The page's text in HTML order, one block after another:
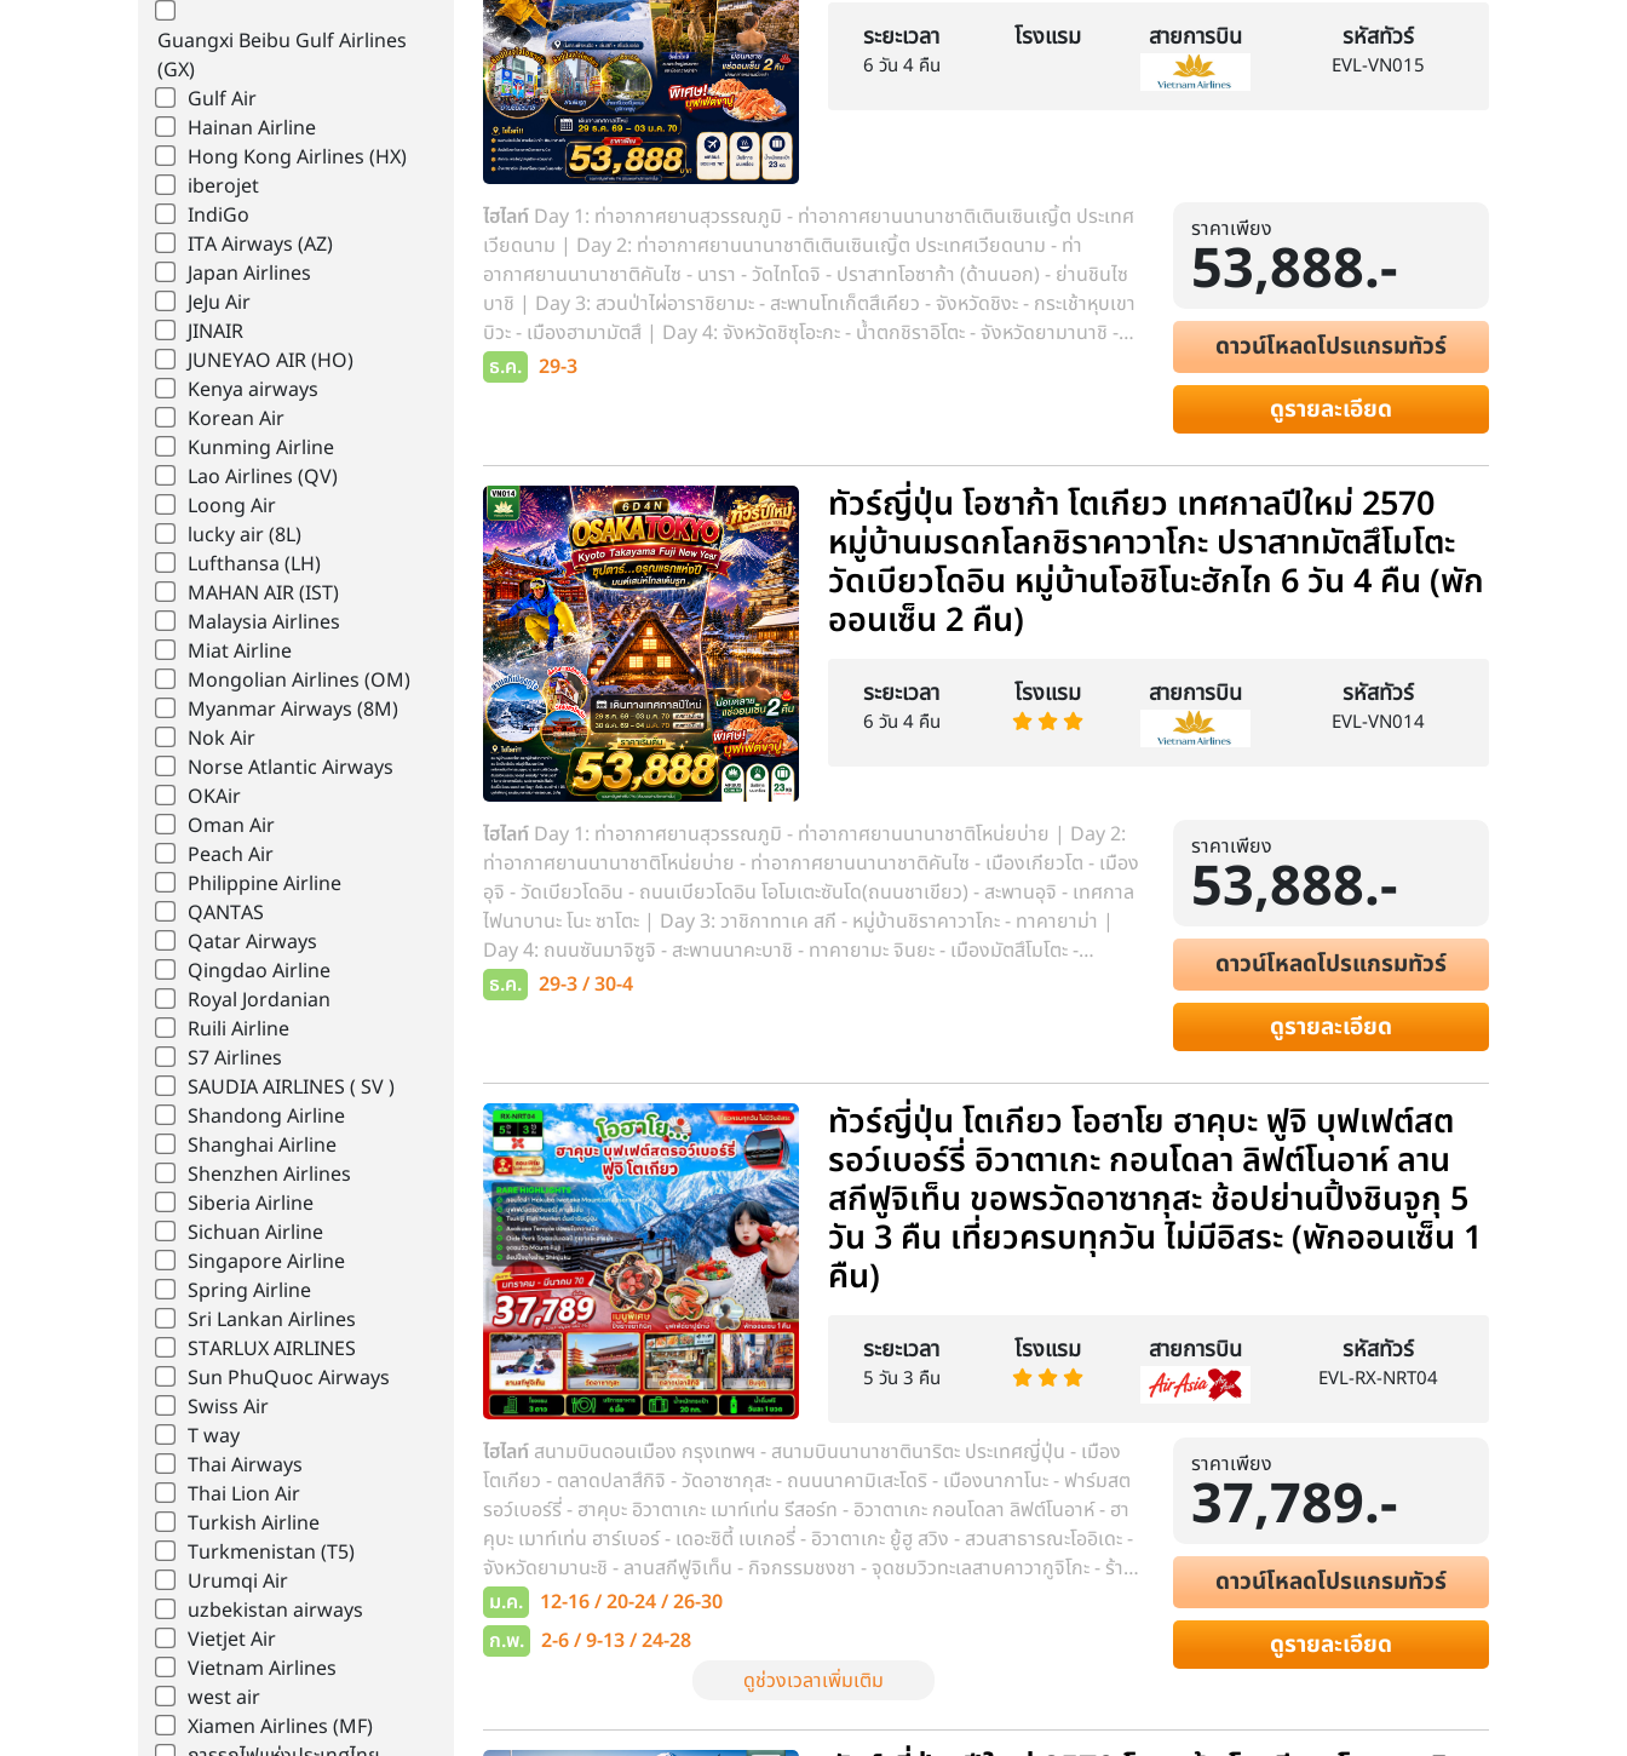
Guangxi Beibu Gulf Airlines
(GX)
Gulf Air
Hainan Airline
Hong Kong Airlines (HX)
iberojet
IndiGo
ITA Airways (AZ)
Japan Airlines
JeJu Air
JINAIR
JUNEYAO AIR (HO)
Kenya airways
Korean Air
Kunming Airline
Lao Airlines (QV)
Loong Air
lucky air (8L)
Lufthansa (LH)
MAHAN AIR (IST)
Malaysia Airlines
Miat Airline
Mongolian Airlines (OM)
Myanmar Airways (8M)
Nok Air
Norse Atlantic Airways
OKAir
Oman Air
Peach Air
Philippine Airline
QANTAS
Qatar Airways
Qingdao Airline
Royal Jordanian
Ruili Airline
S7 Airlines
SAUDIA AIRLINES ( SV )
Shandong Airline
Shanghai Airline
Shenzhen Airlines
Siberia Airline
Sichuan Airline
Singapore Airline
Spring Airline
Sri Lankan Airlines
STARLUX AIRLINES
Sun PhuQuoc Airways
Swiss Air
T way
Thai Airways
Thai Lion Air
Turkish Airline
Turkmenistan (T5)
Urumqi Air
uzbekistan airways
Vietjet Air
Vietnam Airlines
west air
Xiamen Airlines (MF)
ระยะเวลา
6 วัน 4 คืน
โรงแรม สายการบิน รหัสทัวร์
EVL-VN015
ไฮไลท์ Day 1: ท่าอากาศยานสุวรรณภูมิ - ท่าอากาศยานนานาชาติเตินเซินเญิ้ต ประเทศ
เวียดนาม | Day 2: ท่าอากาศยานนานาชาติเตินเซินเญิ้ต ประเทศเวียดนาม - ท่า
อากาศยานนานาชาติคันไซ - นารา - วัดไทโดจิ - ปราสาทโอซาก้า (ด้านนอก) - ย่านชินไซ
บาชิ | Day 3: สวนป่าไผ่อาราชิยามะ - สะพานโทเก็ตสึเคียว - จังหวัดชิงะ - กระเช้าหุบเขา
บิวะ - เมืองฮามามัตสึ | Day 4: จังหวัดชิซุโอะกะ - น้ำตกชิราอิโตะ - จังหวัดยามานาชิ -
พิพิธภัณฑ์หมู่บ้านอิยาชิโนซาโตะ - งานประดับไฟฮานะโนะมิยาโกะ | Day 5: การเรียนพิธี
ชงชาญี่ปุ่น - โตเกียว - ชินจุกุ
ธ.ค. 29-3
ราคาเพียง
53,888.-
ดาวน์โหลดโปรแกรมทัวร์
ดูรายละเอียด
ทัวร์ญี่ปุ่น โอซาก้า โตเกียว เทศกาลปีใหม่ 2570
หมู่บ้านมรดกโลกชิราคาวาโกะ ปราสาทมัตสึโมโตะ
วัดเบียวโดอิน หมู่บ้านโอชิโนะฮักไก 6 วัน 4 คืน (พัก
ออนเซ็น 2 คืน)
ระยะเวลา
6 วัน 4 คืน
โรงแรม สายการบิน รหัสทัวร์
EVL-VN014
ไฮไลท์ Day 1: ท่าอากาศยานสุวรรณภูมิ - ท่าอากาศยานนานาชาติโหน่ยบ่าย | Day 2:
ท่าอากาศยานนานาชาติโหน่ยบ่าย - ท่าอากาศยานนานาชาติคันไซ - เมืองเกียวโต - เมือง
อุจิ - วัดเบียวโดอิน - ถนนเบียวโดอิน โอโมเตะซันโด(ถนนชาเขียว) - สะพานอุจิ - เทศกาล
ไฟนาบานะ โนะ ซาโตะ | Day 3: วาชิกาทาเค สกี - หมู่บ้านชิราคาวาโกะ - ทาคายาม่า |
Day 4: ถนนซันมาจิซูจิ - สะพานนาคะบาชิ - ทาคายามะ จินยะ - เมืองมัตสึโมโตะ -
ปราสาทมัตสึโมโตะ - จังหวัดยามานาชิ - หมู่บ้านน้ำใส โอชิโนะฮัคไค | Day 5: การเรียน
พิธีชงชาญี่ปุ่น - โตเกียว - ชินจุกุ
ธ.ค. 29-3 / 30-4
ราคาเพียง
53,888.-
ดาวน์โหลดโปรแกรมทัวร์
ดูรายละเอียด
ทัวร์ญี่ปุ่น โตเกียว โอฮาโย ฮาคุบะ ฟูจิ บุฟเฟต์สต
รอว์เบอร์รี่ อิวาตาเกะ กอนโดลา ลิฟต์โนอาห์ ลาน
สกีฟูจิเท็น ขอพรวัดอาซากุสะ ช้อปย่านปิ้งชินจูกุ 5
วัน 3 คืน เที่ยวครบทุกวัน ไม่มีอิสระ (พักออนเซ็น 1
คืน)
ระยะเวลา
5 วัน 3 คืน
โรงแรม สายการบิน รหัสทัวร์
EVL-RX-NRT04
ไฮไลท์ สนามบินดอนเมือง กรุงเทพฯ - สนามบินนานาชาตินาริตะ ประเทศญี่ปุ่น - เมือง
โตเกียว - ตลาดปลาสึกิจิ - วัดอาซากุสะ - ถนนนาคามิเสะโดริ - เมืองนากาโนะ - ฟาร์มสต
รอว์เบอร์รี่ - ฮาคุบะ อิวาตาเกะ เมาท์เท่น รีสอร์ท - อิวาตาเกะ กอนโดลา ลิฟต์โนอาห์ - ฮา
คุบะ เมาท์เท่น ฮาร์เบอร์ - เดอะซิตี้ เบเกอรี่ - อิวาตาเกะ ยู้ฮู สวิง - สวนสาธารณะโออิเดะ -
จังหวัดยามานะชิ - ลานสกีฟูจิเท็น - กิจกรรมชงชา - จุดชมวิวทะเลสาบคาวากูจิโกะ - ร้าน
ค้าปลอดภาษี - ย่านช้อปปิ้งชินจูกุ - แมว 3 มิติ - ก็อตซิลล่าเฮด - สนามบินนานาชาตินาริ
ตะ ปร
ม.ค.
12-16 / 20-24 / 26-30
ก.พ. 2-6 / 9-13 / 24-28
ดูช่วงเวลาเพิ่มเติม
ราคาเพียง
37,789.-
ดาวน์โหลดโปรแกรมทัวร์
ดูรายละเอียด